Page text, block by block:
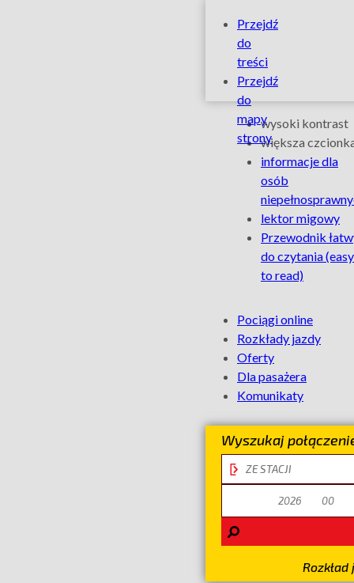
Zniżki
dla
Rodzin
Łódzka
Kolej
Szybkie
linki
Przejdź
do
treści
Przejdź
do
mapy
strony
Ułatwienia
dla
osób
wysoki kontrast
większa
informacje dla
osób
lektor migowy
Przewodnik
do czytania(easy
to read)
skróty
Pociągi online
Rozkłady jazdy
Oferty
Dla pasażera
Komunikaty
Wyszukaj
stacja
odjazdu
odjazdu